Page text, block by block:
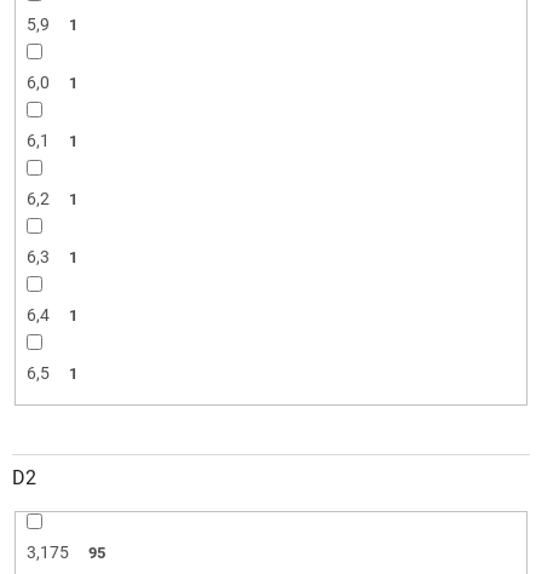
5,9 1
6,0 1
6,1 1
6,2 1
6,3 1
6,4 1
6,5 1
D2
3,175 95